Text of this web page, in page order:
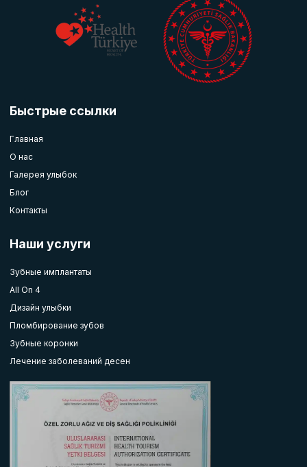
Быстрые ссылки
Главная
О нас
Галерея улыбок
Блог
Контакты
Наши услуги
Зубные имплантаты
All On 4
Дизайн улыбки
Пломбирование зубов
Зубные коронки
Лечение заболеваний десен